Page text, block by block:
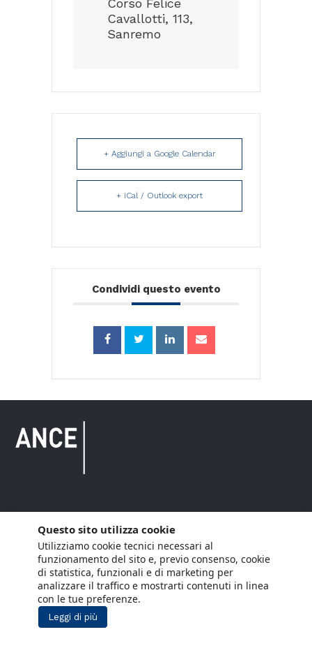
Corso Felice
Cavallotti, 113,
Sanremo
+ Aggiungi a Google Calendar
+ iCal / Outlook export
Condividi questo evento
Copyright © 2021 ANCE. Tutti i diritti riservati.
Privacy
Arianna Net
Società di
servizi
Cookie Policy
Arianna CE
Gestisci cookie
Social Media Policy
Questo sito utilizza cookie
Utilizziamo cookie tecnici necessari al
funzionamento del sito e, previo consenso, cookie
di statistica, funzionali e di marketing per
analizzare il traffico e mostrarti contenuti in linea
con le tue preferenze.
Leggi di più